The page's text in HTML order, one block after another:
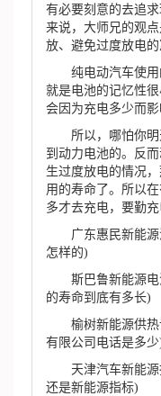
有必要刻意的去追
来说，大师兄的观
放、避免过度放电的
纯电动汽车使用
就是电池的记忆性
会因为充电多少而影
所以，哪怕你明
到动力电池的。反
生过度放电的情况
用的寿命了。所以
多才去充电，要勤充
广东惠民新能源
怎样的)
斯巴鲁新能源电
的寿命到底有多长)
榆树新能源供热
有限公司电话是多少
天津汽车新能源
还是新能源指标)